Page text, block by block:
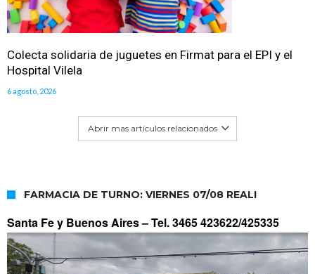
Colecta solidaria de juguetes en Firmat para el EPI y el
Hospital Vilela
6 agosto, 2026
Abrir mas artículos relacionados
FARMACIA DE TURNO: VIERNES 07/08 REALI
Santa Fe y Buenos Aires –Tel. 3465 423622/425335